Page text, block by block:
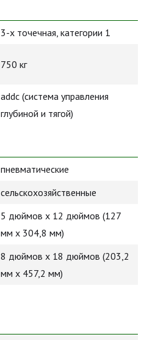
3-х точечная, категории 1
750 кг
addc (cистема управления
глубиной и тягой)
пневматические
сельскохозяйственные
5 дюймов x 12 дюймов (127
мм x 304,8 мм)
8 дюймов x 18 дюймов (203,2
мм x 457,2 мм)